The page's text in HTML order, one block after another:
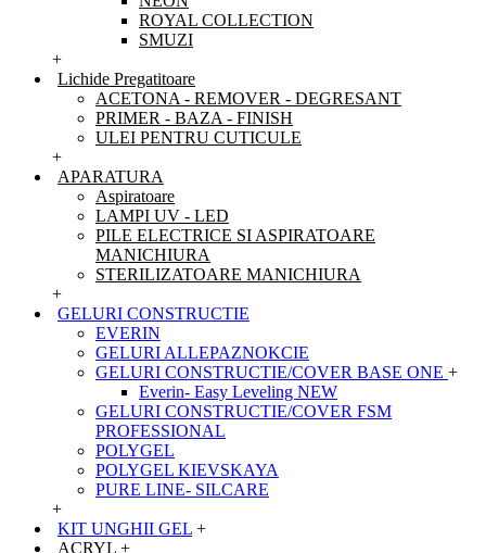
ROYAL COLLECTION
SMUZI
+
Lichide Pregatitoare
ACETONA - REMOVER - DEGRESANT
PRIMER - BAZA - FINISH
ULEI PENTRU CUTICULE
+
APARATURA
Aspiratoare
LAMPI UV - LED
PILE ELECTRICE SI ASPIRATOARE
MANICHIURA
STERILIZATOARE MANICHIURA
+
GELURI CONSTRUCTIE
EVERIN
GELURI ALLEPAZNOKCIE
GELURI CONSTRUCTIE/COVER BASE ONE +
Everin- Easy Leveling NEW
GELURI CONSTRUCTIE/COVER FSM
PROFESSIONAL
POLYGEL
POLYGEL KIEVSKAYA
PURE LINE- SILCARE
+
KIT UNGHII GEL +
ACRYL +